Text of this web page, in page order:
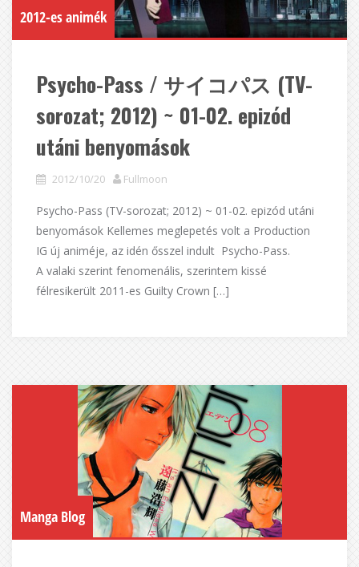
2012-es animék
Psycho-Pass / サイコパス (TV-
sorozat; 2012) ~ 01-02. epizód
utáni benyomások
2012/10/20 Fullmoon
Psycho-Pass (TV-sorozat; 2012) ~ 01-02. epizód utáni
benyomások Kellemes meglepetés volt a Production
IG új animéje, az idén ősszel indult Psycho-Pass.
A valaki szerint fenomenális, szerintem kissé
félresikerült 2011-es Guilty Crown […]
Manga Blog